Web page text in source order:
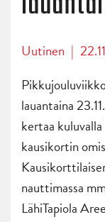
Uutinen |
lauantaina
kertaa
kausikortin
nauttimassa
LähiTapiola